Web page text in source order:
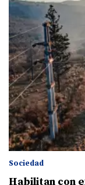
Sociedad
Habilitan con